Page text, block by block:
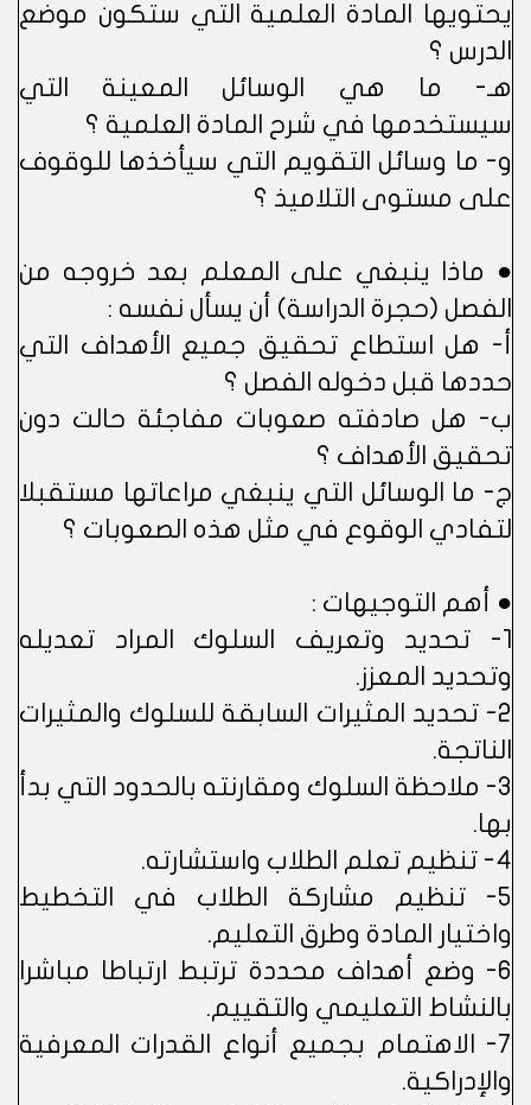
يحتويها المادة العلمية التي ستكون موضع
الدرس ؟
هـ- ما هي الوسائل المعينة التي
سيستخدمها في شرح المادة العلمية ؟
و- ما وسائل التقويم التي سيأخذها للوقوف
على مستوى التلاميذ ؟
● ماذا ينبغي على المعلم بعد خروجه من
الفصل (حجرة الدراسة) أن يسأل نفسه :
أ- هل استطاع تحقيق جميع الأهداف التي
حددها قبل دخوله الفصل ؟
ب- هل صادفته صعوبات مفاجئة حالت دون
تحقيق الأهداف ؟
ج- ما الوسائل التي ينبغي مراعاتها مستقبلا
لتفادي الوقوع في مثل هذه الصعوبات ؟
● أهم التوجيهات :
1- تحديد وتعريف السلوك المراد تعديله
وتحديد المعزز.
2- تحديد المثيرات السابقة للسلوك والمثيرات
الناتجة.
3- ملاحظة السلوك ومقارنته بالحدود التي بدأ
بها.
4- تنظيم تعلم الطلاب واستشارته.
5- تنظيم مشاركة الطلاب في التخطيط
واختيار المادة وطرق التعليم.
6- وضع أهداف محددة ترتبط ارتباطا مباشرا
بالنشاط التعليمي والتقييم.
7- الاهتمام بجميع أنواع القدرات المعرفية
والإدراكية.